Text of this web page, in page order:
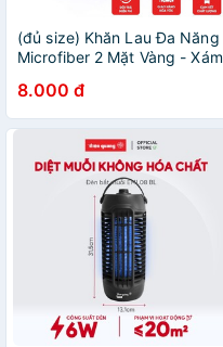
(đủ size) Khăn Lau Đa Năng
Microfiber 2 Mặt Vàng - Xám
Đổ Lông Chuyên Dụng Cho
Ô Tô Xe Đạp
8.000 đ